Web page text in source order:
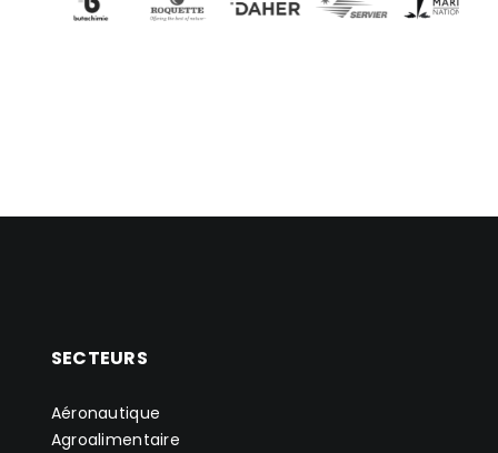
SECTEURS
Aéronautique
Agroalimentaire